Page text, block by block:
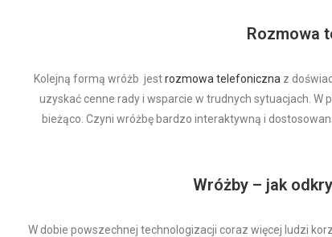
Rozmowa
Kolejną formą wróżb jestrozmowa telefoniczna z
uzyskać cenne rady i wsparcie w trudnych sytuacjach.
bieżąco. Czyni wróżbę bardzo interaktywną i
Wróżby – jak
W dobie powszechnej technologizacji coraz więcej ludzi